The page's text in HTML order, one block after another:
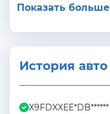
Показать больше
История авто
X9FDXXEE*DB******